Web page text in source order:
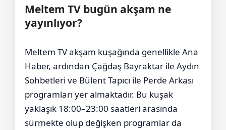
Meltem TV bugün akşam ne
yayınlıyor?
Meltem TV akşam kuşağında genellikle Ana
Haber, ardından Çağdaş Bayraktar ile Aydın
Sohbetleri ve Bülent Tapıcı ile Perde Arkası
programları yer almaktadır. Bu kuşak
yaklaşık 18:00–23:00 saatleri arasında
sürmekte olup değişken programlar da